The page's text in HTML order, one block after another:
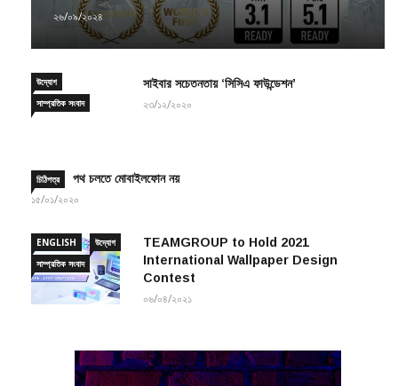
২৬/০৯/২০২৪
উদ্যোগ
সাম্প্রতিক সংবাদ
সাইবার সচেতনতায় ‘সিসিএ ফাউন্ডেশন’
২৩/১২/২০২০
চিঠিপত্র পথ চলতে মোবাইলফোন নয়
১৫/০১/২০২০
ENGLISH
উদ্যোগ
সাম্প্রতিক সংবাদ
TEAMGROUP to Hold 2021
International Wallpaper Design
Contest
০৬/০৪/২০২১